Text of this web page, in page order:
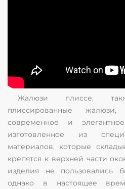
Жалюзи плиссе,
плиссированные
современное и
изготовленное из
материалов, которые
крепятся к верхней части
изделия не пользовались
однако в настоящее